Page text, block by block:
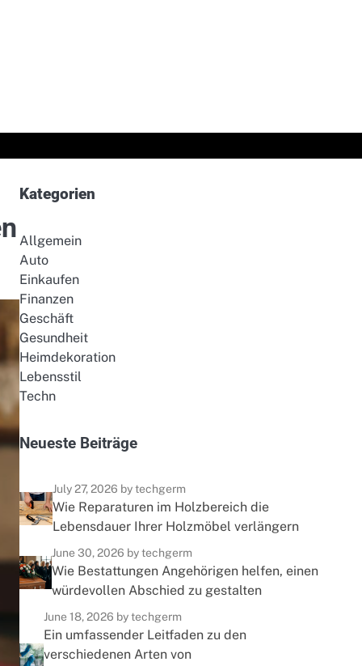
Kategorien
Allgemein
Auto
Einkaufen
Finanzen
Geschäft
Gesundheit
Heimdekoration
Lebensstil
Techn
Neueste Beiträge
July 27, 2026 by techgerm
Wie Reparaturen im Holzbereich die
Lebensdauer Ihrer Holzmöbel verlängern
June 30, 2026 by techgerm
Wie Bestattungen Angehörigen helfen, einen
würdevollen Abschied zu gestalten
June 18, 2026 by techgerm
Ein umfassender Leitfaden zu den
verschiedenen Arten von